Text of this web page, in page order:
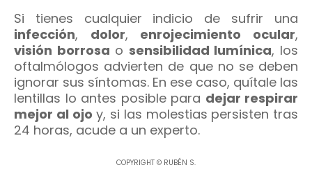
Si tienes cualquier indicio de sufrir una
infección, dolor, enrojecimiento ocular,
visión borrosa o sensibilidad lumínica, los
oftalmólogos advierten de que no se deben
ignorar sus síntomas. En ese caso, quítale las
lentillas lo antes posible para dejar respirar
mejor al ojo y, si las molestias persisten tras
24 horas, acude a un experto.
COPYRIGHT © RUBÉN S.